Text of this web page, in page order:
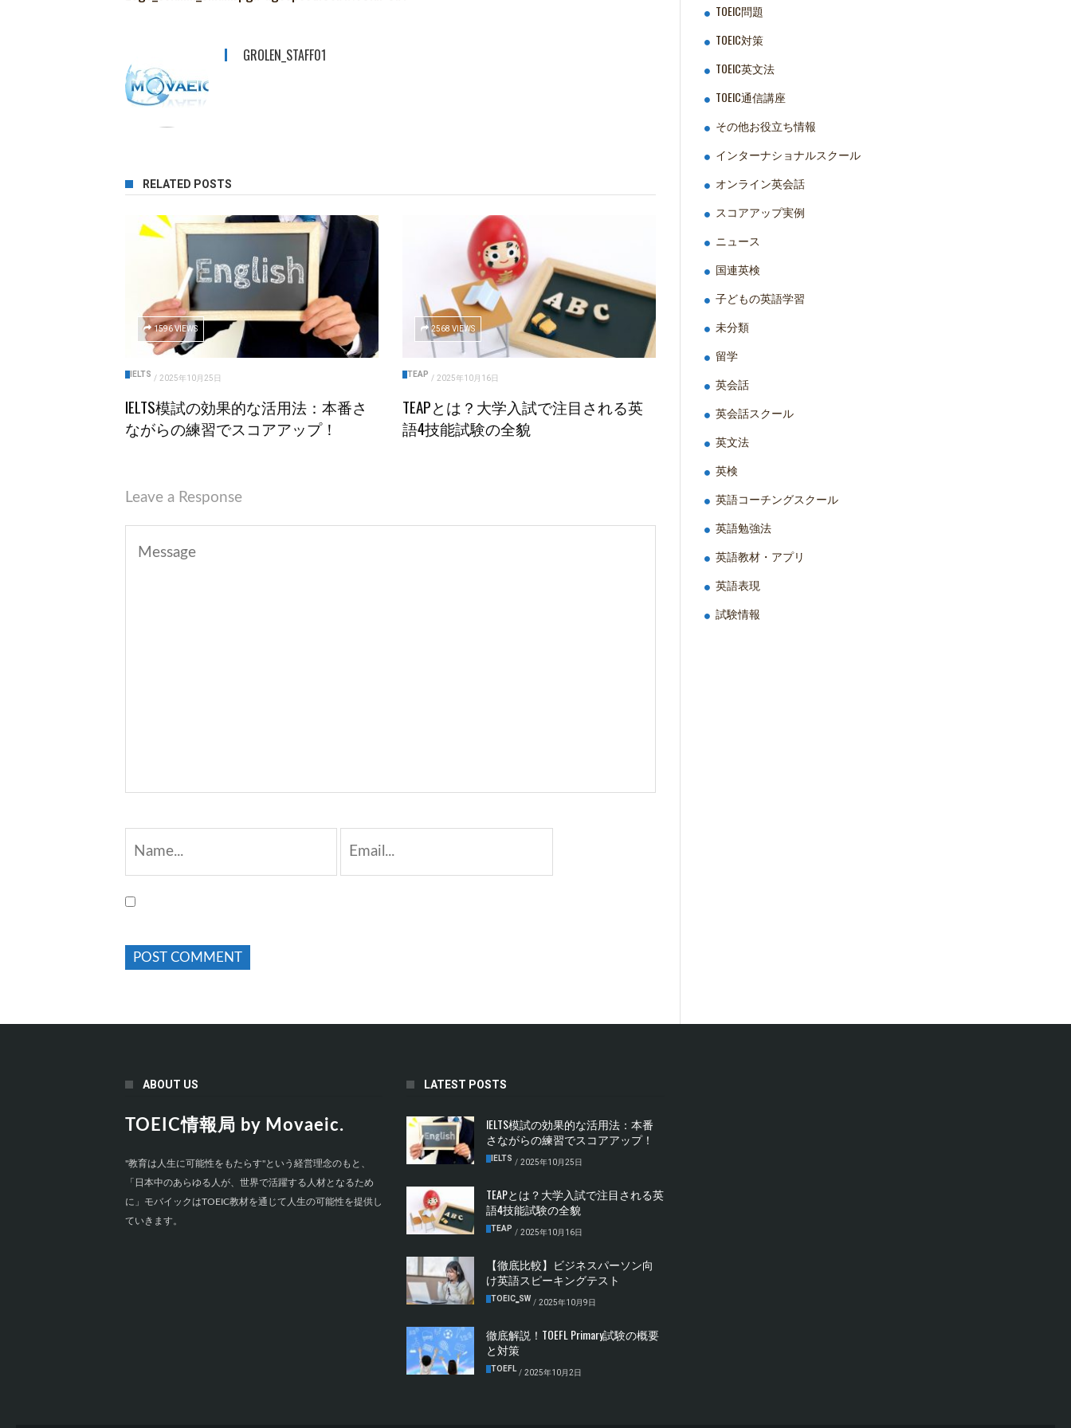
GROLEN_STAFF01
RELATED POSTS
1596 VIEWS
IELTS / 2025年10月25日
IELTS模試の効果的な活用法：本番さ
ながらの練習でスコアアップ！
2568 VIEWS
TEAP / 2025年10月16日
TEAPとは？大学入試で注目される英
語4技能試験の全貌
Leave a Response
TOEIC問題
TOEIC対策
TOEIC英文法
TOEIC通信講座
その他お役立ち情報
インターナショナルスクール
オンライン英会話
スコアアップ実例
ニュース
国連英検
子どもの英語学習
未分類
留学
英会話
英会話スクール
英文法
英検
英語コーチングスクール
英語勉強法
英語教材・アプリ
英語表現
試験情報
ABOUT US
TOEIC情報局 by Movaeic.
"教育は人生に可能性をもたらす"という経営理念のもと、
「日本中のあらゆる人が、世界で活躍する人材となるため
に」モバイックはTOEIC教材を通じて人生の可能性を提供し
ていきます。
LATEST POSTS
IELTS模試の効果的な活用法：本番
さながらの練習でスコアアップ！
IELTS / 2025年10月25日
TEAPとは？大学入試で注目される英
語4技能試験の全貌
TEAP / 2025年10月16日
【徹底比較】ビジネスパーソン向
け英語スピーキングテスト
TOEIC‗SW / 2025年10月9日
徹底解説！TOEFL Primary試験の概要
と対策
TOEFL / 2025年10月2日